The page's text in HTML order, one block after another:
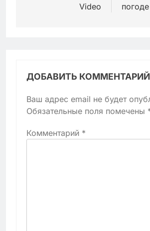
Video
ДОБАВИТЬ КОММЕНТАРИЙ
Ваш адрес email не будет
Обязательные поля помечены
Комментарий *